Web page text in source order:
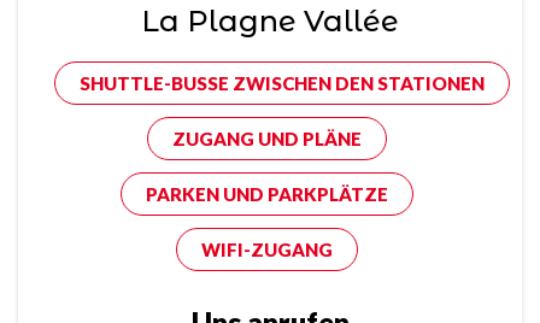
La Plagne Vallée
SHUTTLE-BUSSE ZWISCHEN DEN STATIONEN
ZUGANG UND PLÄNE
PARKEN UND PARKPLÄTZE
WIFI-ZUGANG